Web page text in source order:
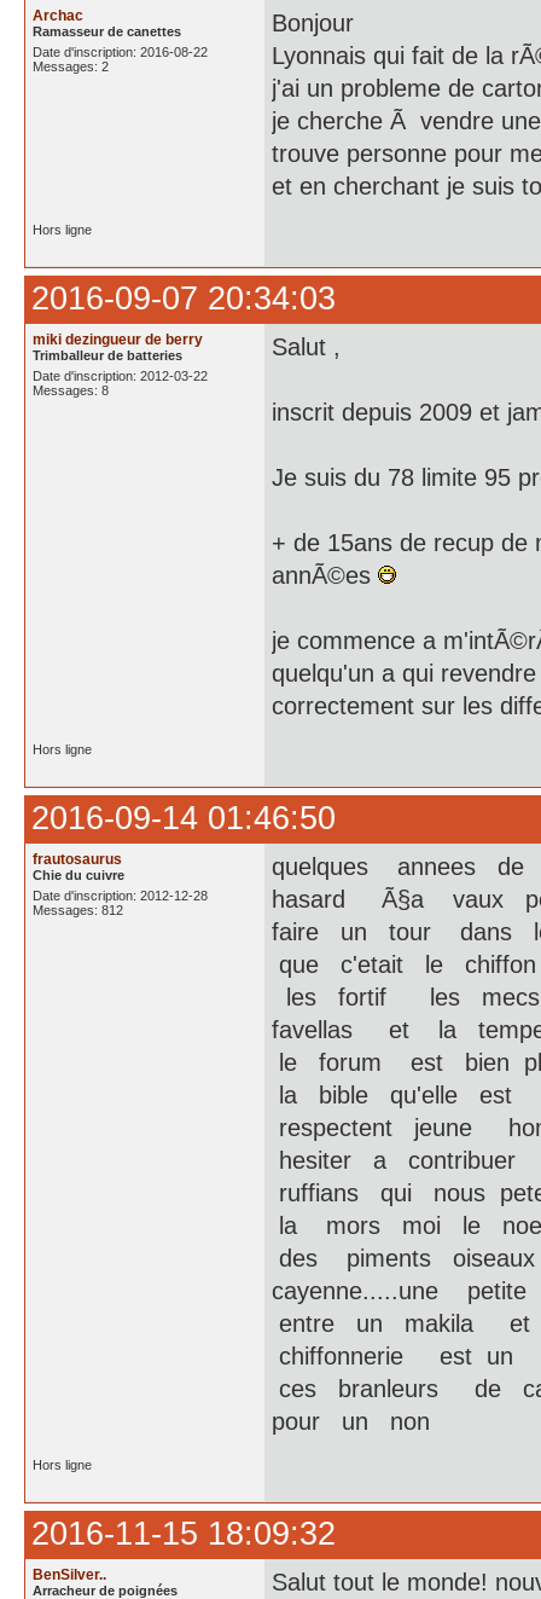
Archac
Ramasseur de canettes
Date d'inscription: 2016-08-22
Messages: 2
Bonjour
Lyonnais qui fait de la
j'ai un probleme de
je cherche Ã vendre
trouve personne pour
et en cherchant je suis
Hors ligne
2016-09-07 20:34:03
miki dezingueur de berry
Trimballeur de batteries
Date d'inscription: 2012-03-22
Messages: 8
Salut ,
inscrit depuis 2009 et
Je suis du 78 limite 95
+ de 15ans de recup de
annÃ©es
je commence a
quelqu'un a qui
correctement sur les
Hors ligne
2016-09-14 01:46:50
frautosaurus
Chie du cuivre
Date d'inscription: 2012-12-28
Messages: 812
quelques annees
hasard Ã§a vaux
faire un tour dans
que c'etait le
les fortif les
favellas et la
le forum est bien
la bible qu'elle est
respectent jeune
hesiter a
ruffians qui nous
la mors moi le
des piments
cayenne.....une
entre un makila et
chiffonnerie est
ces branleurs de
pour un non
Hors ligne
2016-11-15 18:09:32
BenSilver..
Arracheur de poignées
Salut tout le monde!